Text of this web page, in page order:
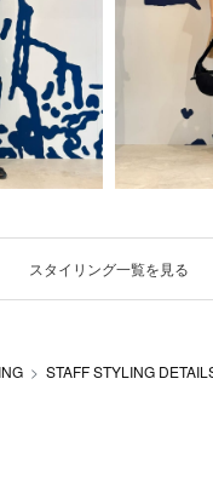
スタイリング一覧を見る
STAFF STYLING